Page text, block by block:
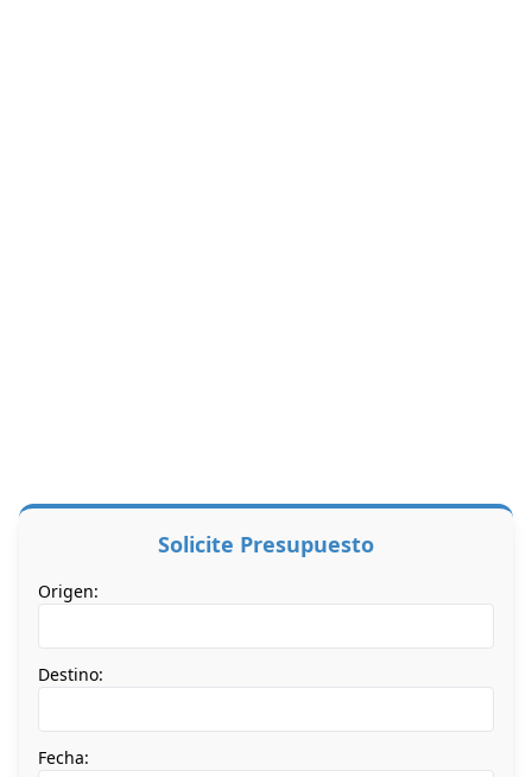
Solicite Presupuesto
Origen:
Destino:
Fecha: